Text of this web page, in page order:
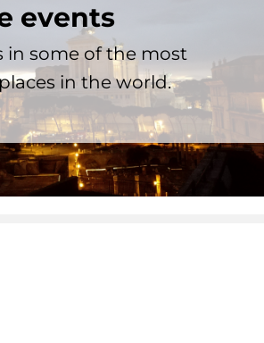
events
in some of the most
in the world.